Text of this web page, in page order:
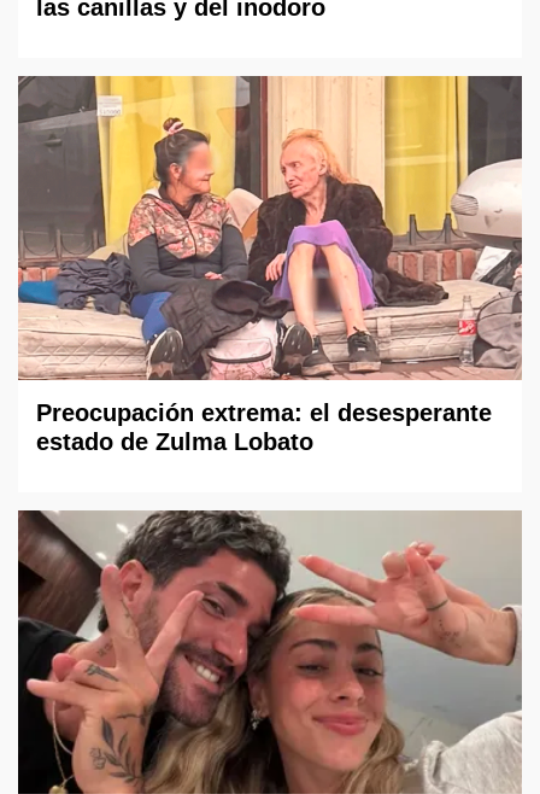
las canillas y del inodoro
Preocupación extrema: el desesperante
estado de Zulma Lobato